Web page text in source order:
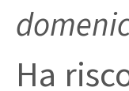
Ha